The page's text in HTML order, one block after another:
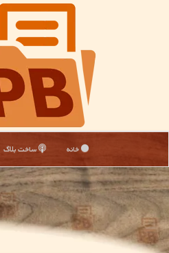
خانه ساخت بلاگ